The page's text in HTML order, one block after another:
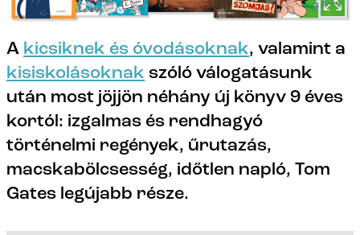
A kicsiknek és óvodásoknak, valamint a
kisiskolásoknak szóló válogatásunk
után most jöjjön néhány új könyv 9 éves
kortól: izgalmas és rendhagyó
történelmi regények, űrutazás,
macskabölcsesség, időtlen napló, Tom
Gates legújabb része.